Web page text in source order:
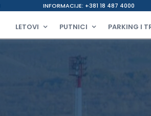
INFORMACIJE: +381 18 487 4000
LETOVI PUTNICI PARKING I